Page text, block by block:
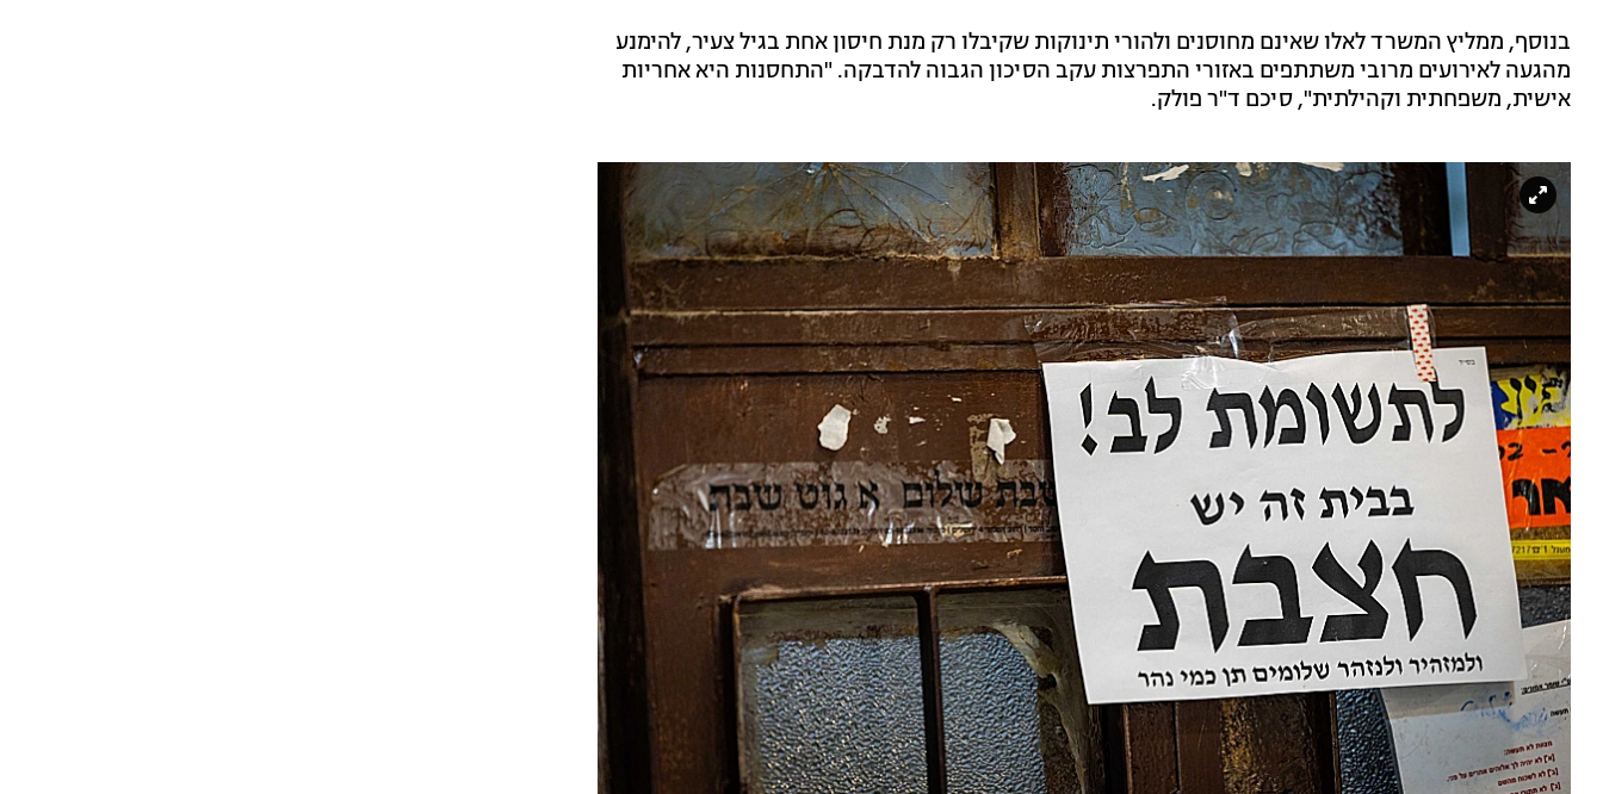
בנוסף, ממליץ המשרד לאלו שאינם מחוסנים ולהורי תינוקות שקיבלו רק מנת חיסון אחת בגיל צעיר, להימנע
מהגעה לאירועים מרובי משתתפים באזורי התפרצות עקב הסיכון הגבוה להדבקה. "התחסנות היא אחריות
אישית, משפחתית וקהילתית", סיכם ד"ר פולק.